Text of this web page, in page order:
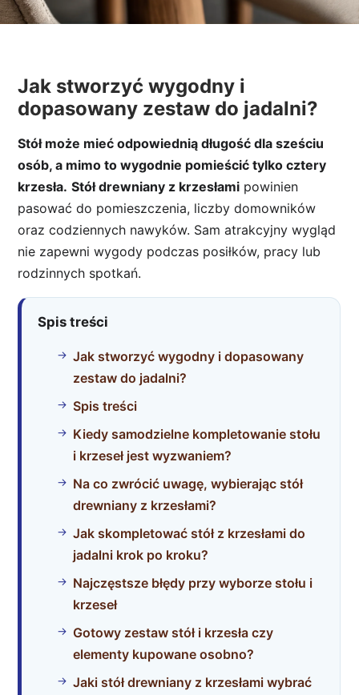
Jak stworzyć wygodny i
dopasowany zestaw do jadalni?
Stół może mieć odpowiednią długość dla sześciu
osób, a mimo to wygodnie pomieścić tylko cztery
krzesła. Stół drewniany z krzesłami powinien
pasować do pomieszczenia, liczby domowników
oraz codziennych nawyków. Sam atrakcyjny wygląd
nie zapewni wygody podczas posiłków, pracy lub
rodzinnych spotkań.
Spis treści
Jak stworzyć wygodny i dopasowany
zestaw do jadalni?
Spis treści
Kiedy samodzielne kompletowanie stołu
i krzeseł jest wyzwaniem?
Na co zwrócić uwagę, wybierając stół
drewniany z krzesłami?
Jak skompletować stół z krzesłami do
jadalni krok po kroku?
Najczęstsze błędy przy wyborze stołu i
krzeseł
Gotowy zestaw stół i krzesła czy
elementy kupowane osobno?
Jaki stół drewniany z krzesłami wybrać